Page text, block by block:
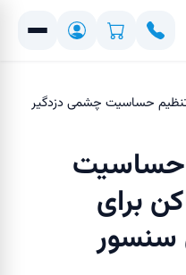
حساسیت چشمی دزدگیر
حساسیت
برای
سنسور